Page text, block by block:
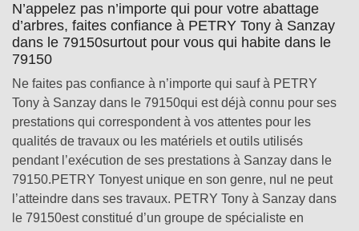
N’appelez pas n’importe qui pour votre abattage
d’arbres, faites confiance à PETRY Tony à Sanzay
dans le 79150surtout pour vous qui habite dans le
79150
Ne faites pas confiance à n’importe qui sauf à PETRY
Tony à Sanzay dans le 79150qui est déjà connu pour ses
prestations qui correspondent à vos attentes pour les
qualités de travaux ou les matériels et outils utilisés
pendant l’exécution de ses prestations à Sanzay dans le
79150.PETRY Tonyest unique en son genre, nul ne peut
l’atteindre dans ses travaux. PETRY Tony à Sanzay dans
le 79150est constitué d’un groupe de spécialiste en